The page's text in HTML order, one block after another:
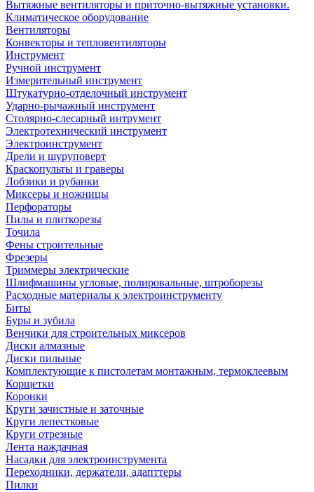
Вытяжные вентиляторы и приточно-вытяжные установки.
Климатическое оборудование
Вентиляторы
Конвекторы и тепловентиляторы
Инструмент
Ручной инструмент
Измерительный инструмент
Штукатурно-отделочный инструмент
Ударно-рычажный инструмент
Столярно-слесарный интрумент
Электротехнический инструмент
Электроинструмент
Дрели и шуруповерт
Краскопульты и граверы
Лобзики и рубанки
Миксеры и ножницы
Перфораторы
Пилы и плиткорезы
Точила
Фены строительные
Фрезеры
Триммеры электрические
Шлифмашины угловые, полировальные, штроборезы
Расходные материалы к электроинструменту
Биты
Буры и зубила
Венчики для строительных миксеров
Диски алмазные
Диски пильные
Комплектующие к пистолетам монтажным, термоклеевым
Корщетки
Коронки
Круги зачистные и заточные
Круги лепестковые
Круги отрезные
Лента наждачная
Насадки для электроинструмента
Переходники, держатели, адапттеры
Пилки